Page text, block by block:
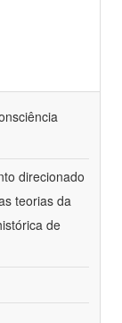
direcionado
teorias da
de